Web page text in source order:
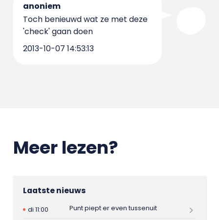
anoniem
Toch benieuwd wat ze met deze
'check' gaan doen
2013-10-07 14:53:13
Meer lezen?
Laatste nieuws
di 11:00
Punt piept er even tussenuit